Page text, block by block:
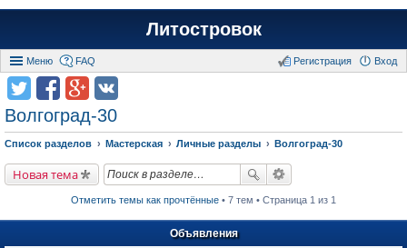
Литостровок
Меню FAQ Вход
Регистрация
Волгоград-30
Список разделов Мастерская Личные разделы Волгоград-30
Новая тема
Отметить темы как прочтённые • 7 тем • Страница 1 из 1
Объявления